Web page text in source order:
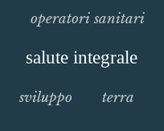
operatori sanitari
salute integrale
sviluppo terra